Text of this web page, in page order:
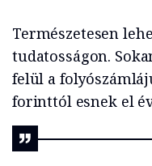
Természetesen
tudatosságon.
felül a
forinttól esnek el